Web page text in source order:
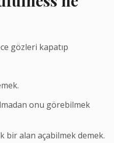
gözleri kapatıp
onu görebilmek
bir alan açabilmek demek.